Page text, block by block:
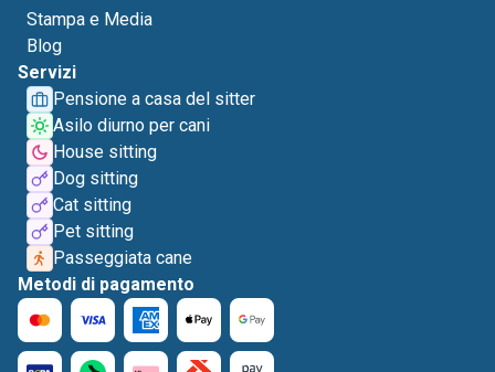
Stampa e Media
Blog
Servizi
Pensione a casa del sitter
Asilo diurno per cani
House sitting
Dog sitting
Cat sitting
Pet sitting
Passeggiata cane
Metodi di pagamento